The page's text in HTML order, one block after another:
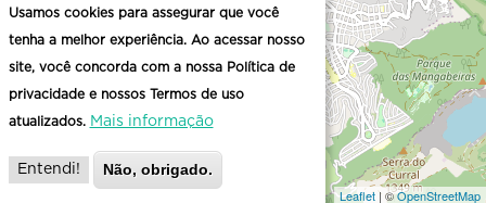
Leaflet| ©OpenStreetMap
Usamos cookies para assegurar que você
tenha a melhor experiência. Ao acessar nosso
site, você concorda com a nossa Política de
privacidade e nossos Termos de uso
atualizados. Mais informação
Entendi! Não, obrigado.